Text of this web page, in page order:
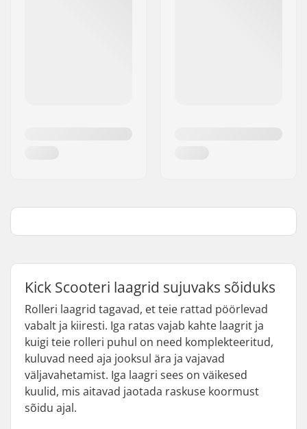
Kick Scooteri laagrid sujuvaks sõiduks
Rolleri laagrid tagavad, et teie rattad pöörlevad
vabalt ja kiiresti. Iga ratas vajab kahte laagrit ja
kuigi teie rolleri puhul on need komplekteeritud,
kuluvad need aja jooksul ära ja vajavad
väljavahetamist. Iga laagri sees on väikesed
kuulid, mis aitavad jaotada raskuse koormust
sõidu ajal.